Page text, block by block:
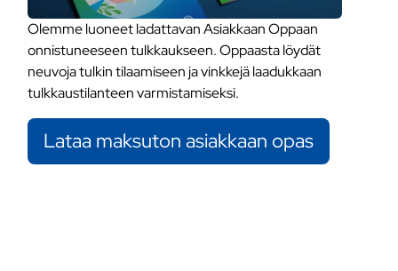
Olemme luoneet ladattavan Asiakkaan Oppaan
onnistuneeseen tulkkaukseen. Oppaasta löydät
neuvoja tulkin tilaamiseen ja vinkkejä laadukkaan
tulkkaustilanteen varmistamiseksi.
Lataa maksuton asiakkaan opas